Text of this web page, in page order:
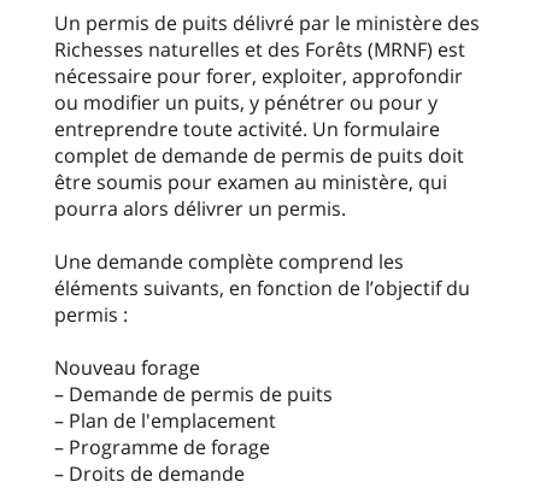
Un permis de puits délivré par le ministère des
Richesses naturelles et des Forêts (MRNF) est
nécessaire pour forer, exploiter, approfondir
ou modifier un puits, y pénétrer ou pour y
entreprendre toute activité. Un formulaire
complet de demande de permis de puits doit
être soumis pour examen au ministère, qui
pourra alors délivrer un permis.
Une demande complète comprend les
éléments suivants, en fonction de l’objectif du
permis :
Nouveau forage
– Demande de permis de puits
– Plan de l'emplacement
– Programme de forage
– Droits de demande